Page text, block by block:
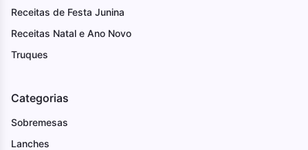
Receitas de Festa Junina
Receitas Natal e Ano Novo
Truques
Categorias
Sobremesas
Lanches